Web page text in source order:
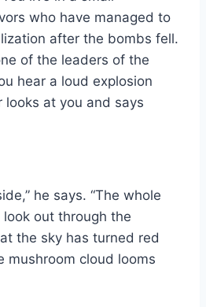
who have managed to
after the bombs fell.
of the leaders of the
hear a loud explosion
looks at you and says
he says. “The whole
look out through the
the sky has turned red
mushroom cloud looms